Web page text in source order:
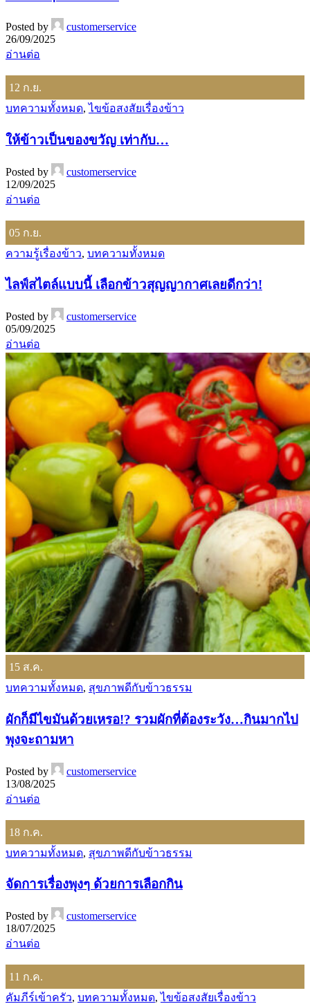
Posted by
customerservice
26/09/2025
อ่านต่อ
12 ก.ย.
บทความทั้งหมด,ไขข้อสงสัยเรื่องข้าว
ให้ข้าวเป็นของขวัญ เท่ากับ…
Posted by
customerservice
12/09/2025
อ่านต่อ
05 ก.ย.
ความรู้เรื่องข้าว, บทความทั้งหมด
ไลฟ์สไตล์แบบนี้ เลือกข้าวสุญญากาศเลยดีกว่า!
Posted by
customerservice
05/09/2025
อ่านต่อ
15 ส.ค.
บทความทั้งหมด, สุขภาพดีกับข้าวธรรม
ผักก็มีไขมันด้วยเหรอ!? รวมผักที่ต้องระวัง…กินมากไป
พุงจะถามหา
Posted by
customerservice
13/08/2025
อ่านต่อ
18 ก.ค.
บทความทั้งหมด, สุขภาพดีกับข้าวธรรม
จัดการเรื่องพุงๆ ด้วยการเลือกกิน
Posted by
customerservice
18/07/2025
อ่านต่อ
11 ก.ค.
คัมภีร์เข้าครัว, บทความทั้งหมด,ไขข้อสงสัยเรื่องข้าว